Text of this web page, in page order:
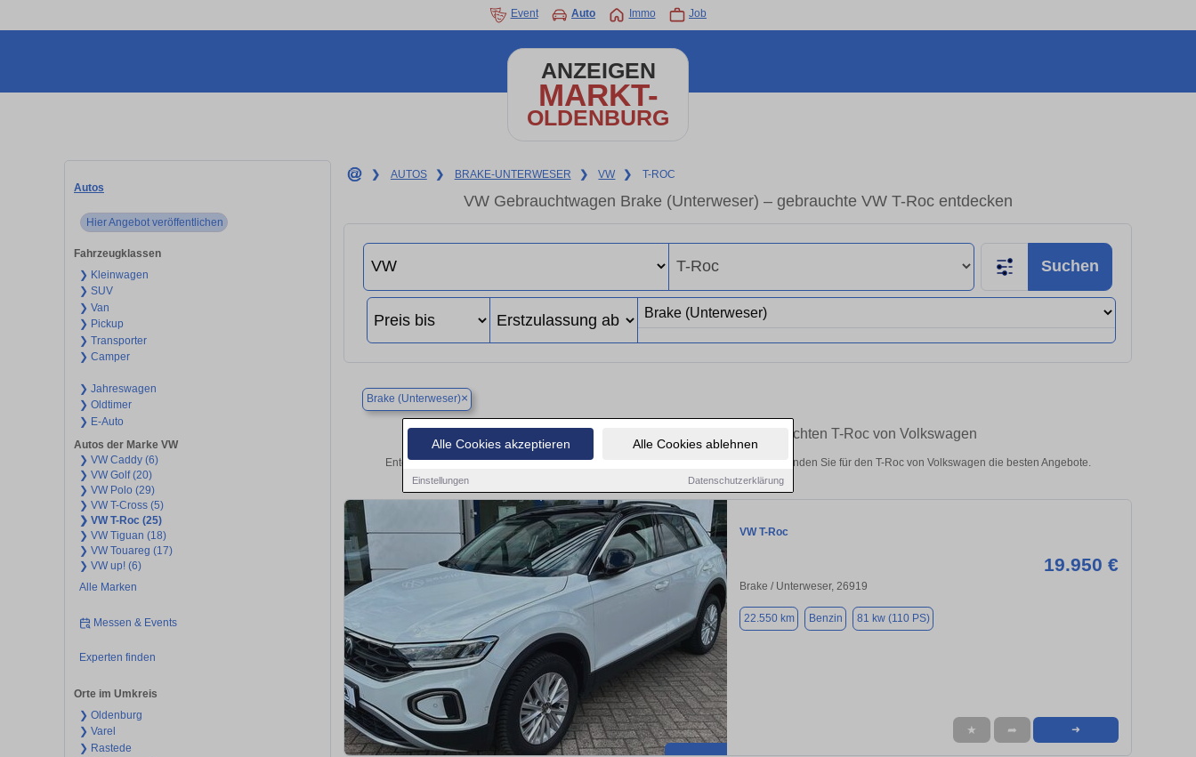
Alle Cookies akzeptieren Alle Cookies ablehnen
Einstellungen Datenschutzerklärung
Event Auto Immo Job
ANZEIGEN
MARKT-
OLDENBURG
Autos
Hier Angebot veröffentlichen
Fahrzeugklassen
❯ Kleinwagen
❯ SUV
❯ Van
❯ Pickup
❯ Transporter
❯ Camper
❯ Jahreswagen
❯ Oldtimer
❯ E-Auto
Autos der Marke VW
❯ VW Caddy (6)
❯ VW Golf (20)
❯ VW Polo (29)
❯ VW T-Cross (5)
❯ VW T-Roc (25)
❯ VW Tiguan (18)
❯ VW Touareg (17)
❯ VW up! (6)
Alle Marken
Messen & Events
Experten finden
Orte im Umkreis
❯ Oldenburg
❯ Varel
❯ Rastede
❯ AUTOS ❯ BRAKE-UNTERWESER ❯ VW ❯ T-ROC
VW Gebrauchtwagen Brake (Unterweser) – gebrauchte VW T-Roc entdecken
Suchen
Brake (Unterweser)×
Finden Sie in Brake (Unterweser) Ihren gebrauchten T-Roc von Volkswagen
Entdecken Sie in Brake (Unterweser) gebrauchte VW T-Roc Gebrauchtwagen. Hier finden Sie für den T-Roc von Volkswagen die besten Angebote.
VW T-Roc
19.950 €
Brake / Unterweser, 26919
22.550 km Benzin 81 kw (110 PS)
★ ➦ ➜